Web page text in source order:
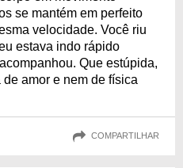
se mantém em perfeito
velocidade. Você riu
estava indo rápido
Que estúpida,
amor e nem de física
COMPARTILHAR